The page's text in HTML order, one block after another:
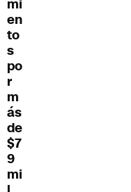
mi
en
to
s
po
r
m
ás
de
$7
9
mi